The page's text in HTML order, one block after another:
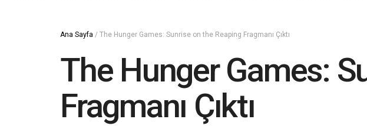
Ana Sayfa / The Hunger Games: Sunrise on the Reaping Fragmanı Çıktı
The Hunger Games:
Fragmanı Çıktı